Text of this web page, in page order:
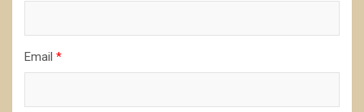
Email *